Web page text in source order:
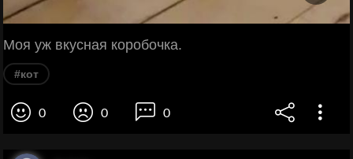
Моя уж вкусная коробочка.
#кот
0 0 0